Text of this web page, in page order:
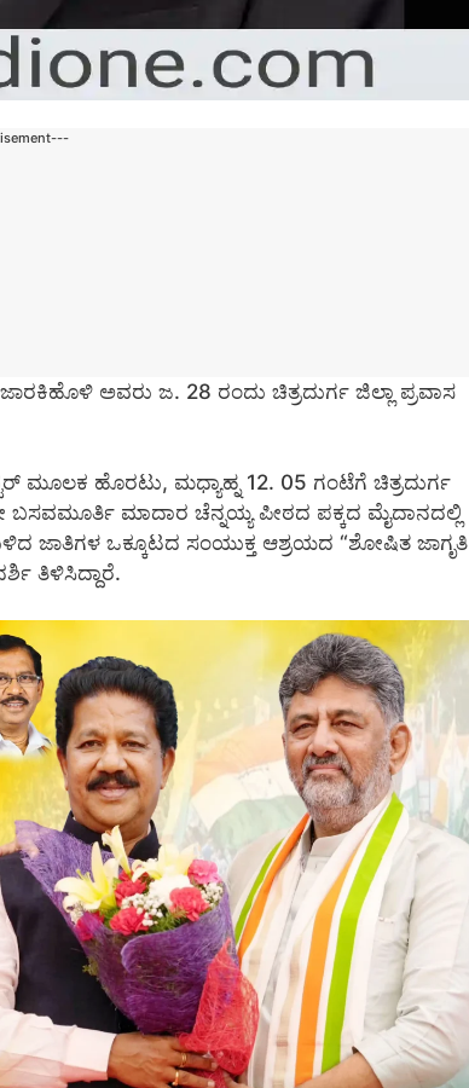
ಅವರು ಜ. 28 ರಂದು ಚಿತ್ರದುರ್ಗ ಜಿಲ್ಲಾ ಪ್ರವಾಸ
ಮೂಲಕ ಹೊರಟು, ಮಧ್ಯಾಹ್ನ 12. 05 ಗಂಟೆಗೆ ಚಿತ್ರದುರ್ಗ
ಮಾದಾರ ಚೆನ್ನಯ್ಯ ಪೀಠದ ಪಕ್ಕದ ಮೈದಾನದಲ್ಲಿ
ಜಾತಿಗಳ ಒಕ್ಕೂಟದ ಸಂಯುಕ್ತ ಆಶ್ರಯದ “ಶೋಷಿತ ಜಾಗೃತಿ
ತಿಳಿಸಿದ್ದಾರೆ.